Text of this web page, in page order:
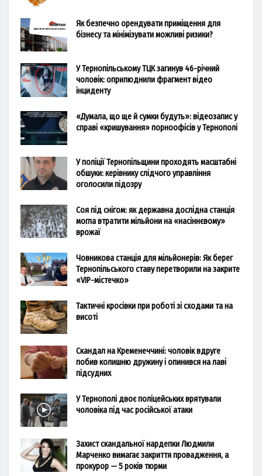
Як безпечно орендувати приміщення для
бізнесу та мінімізувати можливі ризики?
У Тернопільському ТЦК загинув 46-річний
чоловік: оприлюднили фрагмент відео
інциденту
«Думала, що ще й сумки будуть»: відеозапис у
справі «кришування» порноофісів у Тернополі
У поліції Тернопільщини проходять масштабні
обшуки: керівнику слідчого управління
оголосили підозру
Соя під снігом: як державна дослідна станція
могла втратити мільйони на «насіннєвому»
врожаї
Човникова станція для мільйонерів: Як берег
Тернопільського ставу перетворили на закрите
«VIP-містечко»
Тактичні кросівки при роботі зі сходами та на
висоті
Скандал на Кременеччині: чоловік вдруге
побив колишню дружину і опинився на лаві
підсудних
У Тернополі двоє поліцейських врятували
чоловіка під час російської атаки
Захист скандальної нардепки Людмили
Марченко вимагає закриття провадження, а
прокурор — 5 років тюрми